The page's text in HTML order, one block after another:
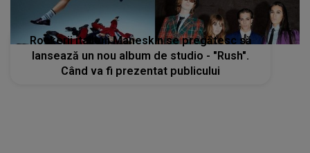
Rockerii italieni Maneskin se pregătesc să
lansează un nou album de studio - "Rush".
Când va fi prezentat publicului